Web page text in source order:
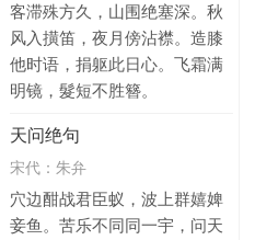
客滞殊方久，山围绝塞深。秋
风入撗笛，夜月傍沾襟。造膝
他时语，捐躯此日心。飞霜满
明镜，髮短不胜簪。
天问绝句
宋代： 朱弁
穴边酣战君臣蚁，波上群嬉婢
妾鱼。苦乐不同同一宇，问天